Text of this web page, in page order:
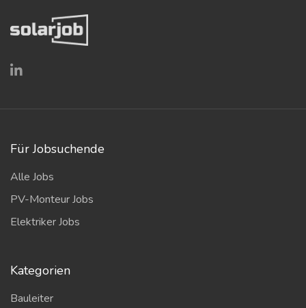
Für Jobsuchende
Alle Jobs
PV-Monteur Jobs
Elektriker Jobs
Kategorien
Bauleiter